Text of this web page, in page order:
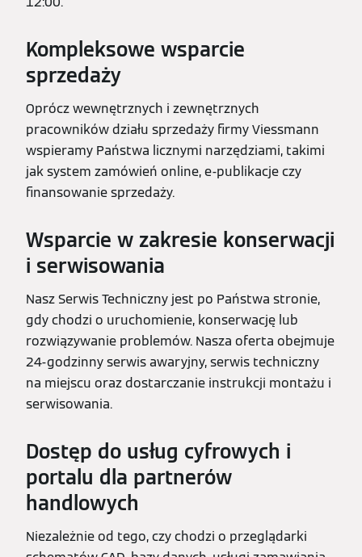
Kompleksowe wsparcie
sprzedaży
Oprócz wewnętrznych i zewnętrznych
pracowników działu sprzedaży firmy Viessmann
wspieramy Państwa licznymi narzędziami, takimi
jak system zamówień online, e-publikacje czy
finansowanie sprzedaży.
Wsparcie w zakresie konserwacji
i serwisowania
Nasz Serwis Techniczny jest po Państwa stronie,
gdy chodzi o uruchomienie, konserwację lub
rozwiązywanie problemów. Nasza oferta obejmuje
24-godzinny serwis awaryjny, serwis techniczny
na miejscu oraz dostarczanie instrukcji montażu i
serwisowania.
Dostęp do usług cyfrowych i
portalu dla partnerów
handlowych
Niezależnie od tego, czy chodzi o przeglądarki